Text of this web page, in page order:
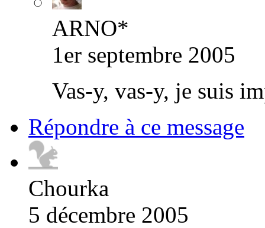
ARNO*
1er septembre 2005
Vas-y, vas-y, je suis
Répondre à ce message
Chourka
5 décembre 2005